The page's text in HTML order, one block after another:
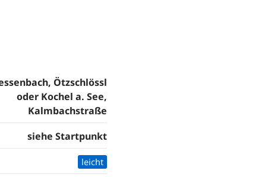
Ötzschlössl
oder Kochel a. See,
Kalmbachstraße
siehe Startpunkt
leicht